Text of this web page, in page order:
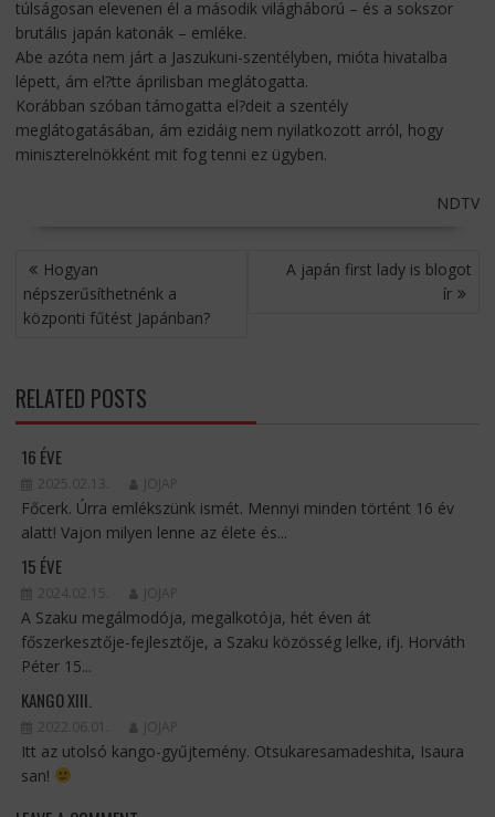
túlságosan elevenen él a második világháború – és a sokszor
brutális japán katonák – emléke.
Abe azóta nem járt a Jaszukuni-szentélyben, mióta hivatalba
lépett, ám el?tte áprilisban meglátogatta.
Korábban szóban támogatta el?deit a szentély
meglátogatásában, ám ezidáig nem nyilatkozott arról, hogy
miniszterelnökként mit fog tenni ez ügyben.
NDTV
BEJEGYZÉS
NAVIGÁCIÓ
Hogyan
népszerűsíthetnénk a
központi fűtést Japánban?
A japán first lady is blogot
ír
RELATED POSTS
16 ÉVE
2025.02.13. JOJAP
Főcerk. Úrra emlékszünk ismét. Mennyi minden történt 16 év
alatt! Vajon milyen lenne az élete és...
15 ÉVE
2024.02.15. JOJAP
A Szaku megálmodója, megalkotója, hét éven át
főszerkesztője-fejlesztője, a Szaku közösség lelke, ifj. Horváth
Péter 15...
KANGO XIII.
2022.06.01. JOJAP
Itt az utolsó kango-gyűjtemény. Otsukaresamadeshita, Isaura
san!